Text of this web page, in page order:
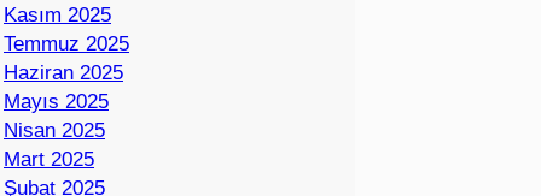
Kasım 2025
Temmuz 2025
Haziran 2025
Mayıs 2025
Nisan 2025
Mart 2025
Şubat 2025